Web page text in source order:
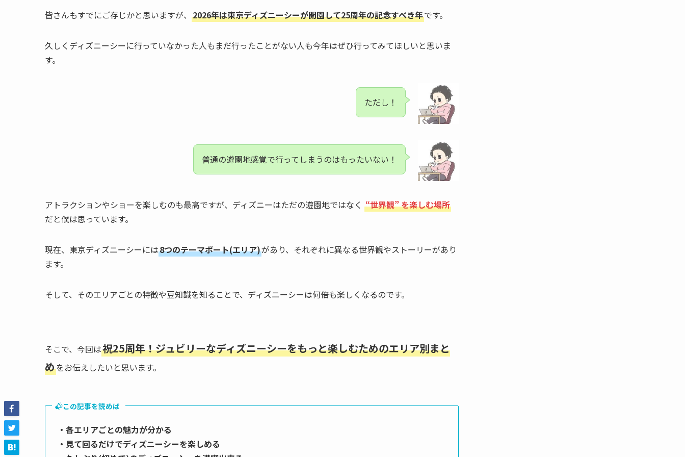
皆さんもすでにご存じかと思いますが、 2026年は東京ディズニーシーが開園して25周年の記念すべき年です。
久しくディズニーシーに行っていなかった人もまだ行ったことがない人も今年はぜひ行ってみてほしいと思いま
す。
ただし！
普通の遊園地感覚で行ってしまうのはもったいない！
アトラクションやショーを楽しむのも最高ですが、ディズニーはただの遊園地ではなく “世界観” を楽しむ場所
だと僕は思っています。
現在、東京ディズニーシーには8つのテーマポート(エリア)があり、それぞれに異なる世界観やストーリーがあり
ます。
そして、そのエリアごとの特徴や豆知識を知ることで、ディズニーシーは何倍も楽しくなるのです。
そこで、今回は祝25周年！ジュビリーなディズニーシーをもっと楽しむためのエリア別まと
めをお伝えしたいと思います。
この記事を読めば
・各エリアごとの魅力が分かる
・見て回るだけでディズニーシーを楽しめる